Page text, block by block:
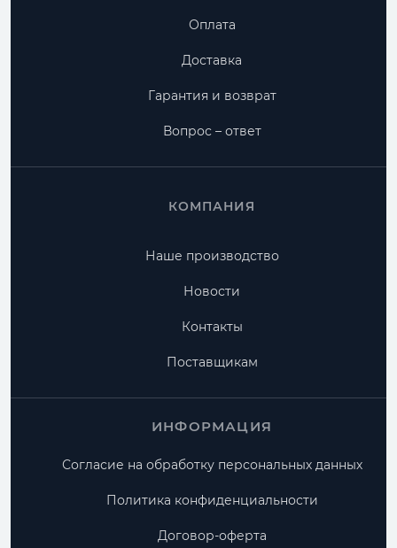
Оплата
Доставка
Гарантия и возврат
Вопрос – ответ
КОМПАНИЯ
Наше производство
Новости
Контакты
Поставщикам
ИНФОРМАЦИЯ
Согласие на обработку персональных данных
Политика конфиденциальности
Договор-оферта